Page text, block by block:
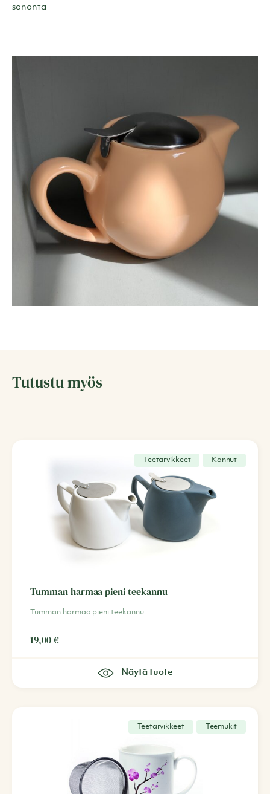
sanonta
Tutustu myös
Teetarvikkeet Kannut
Tumman harmaa pieni teekannu
Tumman harmaa pieni teekannu
19,00€
Näytä tuote
Teetarvikkeet Teemukit